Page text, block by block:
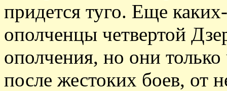
придется туго. Еще
ополченцы четвертой
ополчения, но они
после жестоких боев, от